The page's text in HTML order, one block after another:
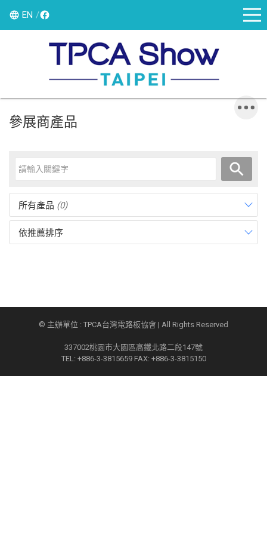
EN
參展商產品
所有產品 (0)
依推薦排序
© 主辦單位 : TPCA台灣電路板協會 | All Rights Reserved
337002桃園市大園區高鐵北路二段147號
TEL: +886-3-3815659 FAX: +886-3-3815150